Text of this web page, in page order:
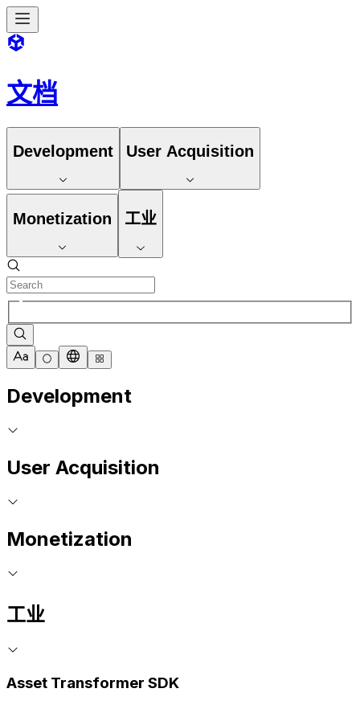
文档
Development User Acquisition
Monetization 工业
Development
User Acquisition
Monetization
工业
Asset Transformer SDK